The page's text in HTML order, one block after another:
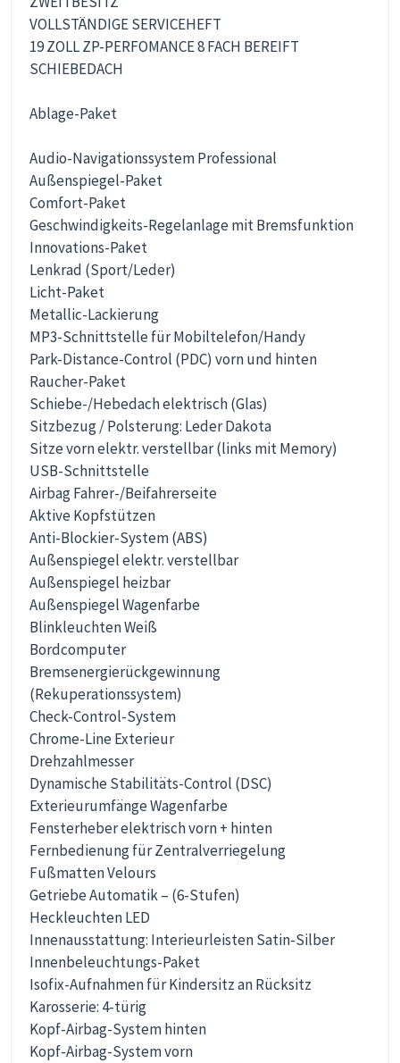
VOLLSTÄNDIGE SERVICEHEFT
19 ZOLL ZP-PERFOMANCE 8 FACH BEREIFT
SCHIEBEDACH
Ablage-Paket
Audio-Navigationssystem Professional
Außenspiegel-Paket
Comfort-Paket
Geschwindigkeits-Regelanlage mit Bremsfunktion
Innovations-Paket
Lenkrad (Sport/Leder)
Licht-Paket
Metallic-Lackierung
MP3-Schnittstelle für Mobiltelefon/Handy
Park-Distance-Control (PDC) vorn und hinten
Raucher-Paket
Schiebe-/Hebedach elektrisch (Glas)
Sitzbezug / Polsterung: Leder Dakota
Sitze vorn elektr. verstellbar (links mit Memory)
USB-Schnittstelle
Airbag Fahrer-/Beifahrerseite
Aktive Kopfstützen
Anti-Blockier-System (ABS)
Außenspiegel elektr. verstellbar
Außenspiegel heizbar
Außenspiegel Wagenfarbe
Blinkleuchten Weiß
Bordcomputer
Bremsenergierückgewinnung
(Rekuperationssystem)
Check-Control-System
Chrome-Line Exterieur
Drehzahlmesser
Dynamische Stabilitäts-Control (DSC)
Exterieurumfänge Wagenfarbe
Fensterheber elektrisch vorn + hinten
Fernbedienung für Zentralverriegelung
Fußmatten Velours
Getriebe Automatik – (6-Stufen)
Heckleuchten LED
Innenausstattung: Interieurleisten Satin-Silber
Innenbeleuchtungs-Paket
Isofix-Aufnahmen für Kindersitz an Rücksitz
Karosserie: 4-türig
Kopf-Airbag-System hinten
Kopf-Airbag-System vorn